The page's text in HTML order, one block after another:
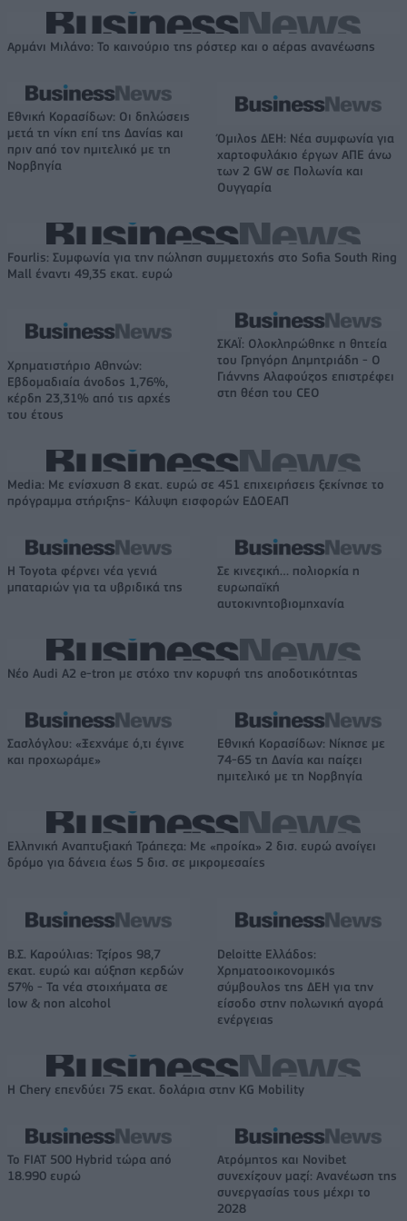
Αρμάνι Μιλάνο: Το καινούριο της ρόστερ και ο αέρας ανανέωσης
Εθνική Κορασίδων: Οι δηλώσεις
μετά τη νίκη επί της Δανίας και
πριν από τον ημιτελικό με τη
Νορβηγία
Όμιλος ΔΕΗ: Νέα συμφωνία για
χαρτοφυλάκιο έργων ΑΠΕ άνω
των 2 GW σε Πολωνία και
Ουγγαρία
Fourlis: Συμφωνία για την πώληση συμμετοχής στο Sofia South Ring
Mall έναντι 49,35 εκατ. ευρώ
Χρηματιστήριο Αθηνών:
Εβδομαδιαία άνοδος 1,76%,
κέρδη 23,31% από τις αρχές
του έτους
ΣΚΑΪ: Ολοκληρώθηκε η θητεία
του Γρηγόρη Δημητριάδη - Ο
Γιάννης Αλαφούζος επιστρέφει
στη θέση του CEO
Media: Με ενίσχυση 8 εκατ. ευρώ σε 451 επιχειρήσεις ξεκίνησε το
πρόγραμμα στήριξης- Κάλυψη εισφορών ΕΔΟΕΑΠ
Η Toyota φέρνει νέα γενιά
μπαταριών για τα υβριδικά της
Σε κινεζική… πολιορκία η
ευρωπαϊκή
αυτοκινητοβιομηχανία
Νέο Audi A2 e-tron με στόχο την κορυφή της αποδοτικότητας
Σασλόγλου: «Ξεχνάμε ό,τι έγινε
και προχωράμε»
Εθνική Κορασίδων: Νίκησε με
74-65 τη Δανία και παίζει
ημιτελικό με τη Νορβηγία
Ελληνική Αναπτυξιακή Τράπεζα: Με «προίκα» 2 δισ. ευρώ ανοίγει
δρόμο για δάνεια έως 5 δισ. σε μικρομεσαίες
Β.Σ. Καρούλιας: Τζίρος 98,7
εκατ. ευρώ και αύξηση κερδών
57% - Τα νέα στοιχήματα σε
low & non alcohol
Deloitte Ελλάδος:
Χρηματοοικονομικός
σύμβουλος της ΔΕΗ για την
είσοδο στην πολωνική αγορά
ενέργειας
Η Chery επενδύει 75 εκατ. δολάρια στην KG Mobility
Το FIAT 500 Hybrid τώρα από
18.990 ευρώ
Ατρόμητος και Novibet
συνεχίζουν μαζί: Ανανέωση της
συνεργασίας τους μέχρι το
2028